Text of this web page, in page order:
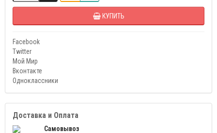
КУПИТЬ
Facebook
Twitter
Мой Мир
Вконтакте
Одноклассники
Доставка и Оплата
Самовывоз